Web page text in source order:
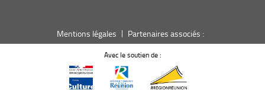
Mentions légales Partenaires associés :
Avec le soutien de :